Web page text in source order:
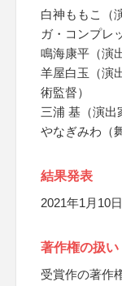
白神ももこ（
ガ・コンプレ
鳴海康平（演
羊屋白玉（演
術監督）
三浦 基（演出
やなぎみわ（
結果発表
2021年1月10
著作権の扱い
受賞作の著作